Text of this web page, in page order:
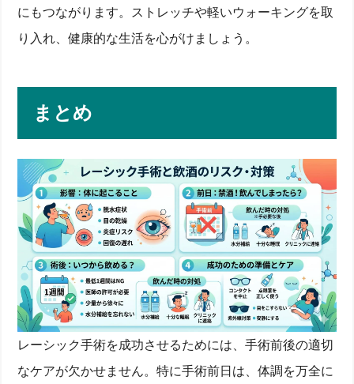
にもつながります。ストレッチや軽いウォーキングを取
り入れ、健康的な生活を心がけましょう。
まとめ
レーシック手術を成功させるためには、手術前後の適切
なケアが欠かせません。特に手術前日は、体調を万全に